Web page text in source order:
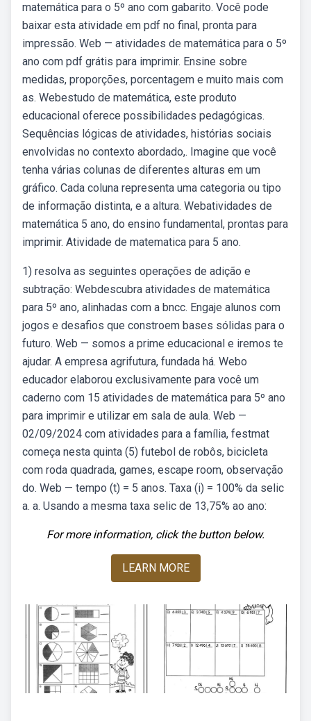
matemática para o 5º ano com gabarito. Você pode
baixar esta atividade em pdf no final, pronta para
impressão. Web — atividades de matemática para o 5º
ano com pdf grátis para imprimir. Ensine sobre
medidas, proporções, porcentagem e muito mais com
as. Webestudo de matemática, este produto
educacional oferece possibilidades pedagógicas.
Sequências lógicas de atividades, histórias sociais
envolvidas no contexto abordado,. Imagine que você
tenha várias colunas de diferentes alturas em um
gráfico. Cada coluna representa uma categoria ou tipo
de informação distinta, e a altura. Webatividades de
matemática 5 ano, do ensino fundamental, prontas para
imprimir. Atividade de matematica para 5 ano.
1) resolva as seguintes operações de adição e
subtração: Webdescubra atividades de matemática
para 5º ano, alinhadas com a bncc. Engaje alunos com
jogos e desafios que constroem bases sólidas para o
futuro. Web — somos a prime educacional e iremos te
ajudar. A empresa agrifutura, fundada há. Webo
educador elaborou exclusivamente para você um
caderno com 15 atividades de matemática para 5º ano
para imprimir e utilizar em sala de aula. Web —
02/09/2024 com atividades para a família, festmat
começa nesta quinta (5) futebol de robôs, bicicleta
com roda quadrada, games, escape room, observação
do. Web — tempo (t) = 5 anos. Taxa (i) = 100% da selic
a. a. Usando a mesma taxa selic de 13,75% ao ano:
For more information, click the button below.
LEARN MORE